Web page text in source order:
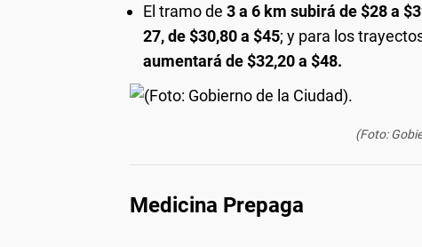
El tramo de 3 a 6 km subirá de $28 a
27, de $30,80 a $45; y para los
aumentará de $32,20 a $48.
(Foto:
Medicina Prepaga